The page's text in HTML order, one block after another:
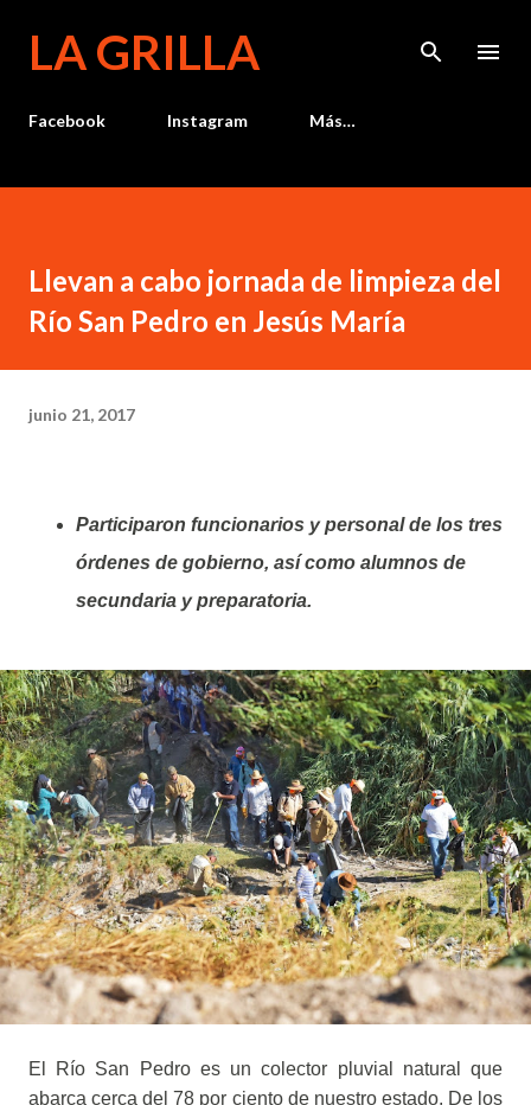
LA GRILLA
Facebook Instagram Más…
Llevan a cabo jornada de limpieza del
Río San Pedro en Jesús María
junio 21, 2017
Participaron funcionarios y personal de los tres
órdenes de gobierno, así como alumnos de
secundaria y preparatoria.
El Río San Pedro es un colector pluvial natural que
abarca cerca del 78 por ciento de nuestro estado. De los